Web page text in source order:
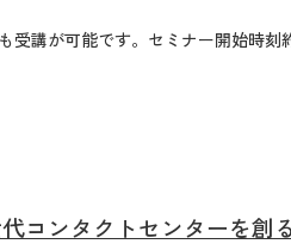
講が可能です。セミナー開始時刻
コンタクトセンターを創